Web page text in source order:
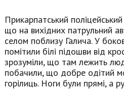
Прикарпатський
що на вихідних патрульний
селом поблизу Галича. У
помітили білі підошви від
зрозуміли, що там лежить
побачили, що добре одітий
горілиць. Ноги були прямі, а